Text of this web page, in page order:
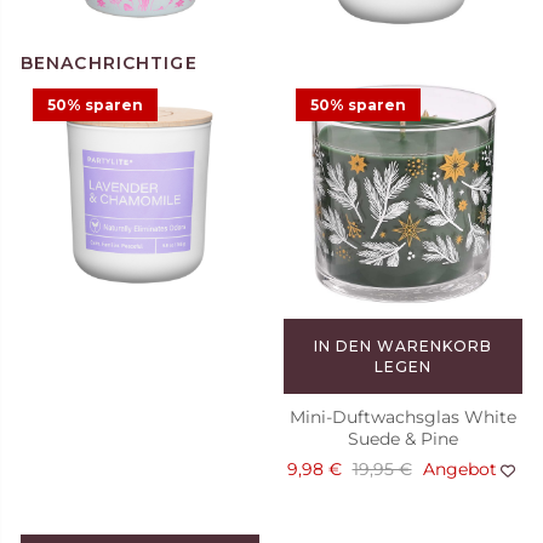
Duftkerze Raspberry
Madeleine
29,95 €
50% sparen 50% sparen
IN DEN WARENKORB
LEGEN
Mini-Duftwachsglas White
Suede & Pine
9,98 € 19,95 € Angebot